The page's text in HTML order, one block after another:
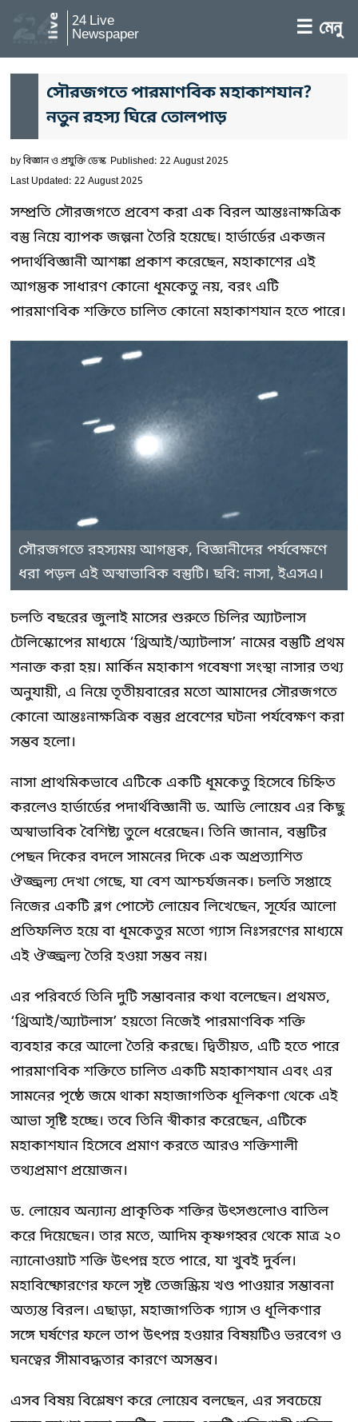
24 Live
Newspaper ☰ মেনু
সৌরজগতে পারমাণবিক মহাকাশযান?
নতুন রহস্য ঘিরে তোলপাড়
byবিজ্ঞান ও প্রযুক্তি ডেস্ক Published: 22 August 2025
Last Updated: 22 August 2025
সম্প্রতি সৌরজগতে প্রবেশ করা এক বিরল আন্তঃনাক্ষত্রিক
বস্তু নিয়ে ব্যাপক জল্পনা তৈরি হয়েছে। হার্ভার্ডের একজন
পদার্থবিজ্ঞানী আশঙ্কা প্রকাশ করেছেন, মহাকাশের এই
আগন্তুক সাধারণ কোনো ধূমকেতু নয়, বরং এটি
পারমাণবিক শক্তিতে চালিত কোনো মহাকাশযান হতে পারে।
সৌরজগতে রহস্যময় আগন্তুক, বিজ্ঞানীদের পর্যবেক্ষণে
ধরা পড়ল এই অস্বাভাবিক বস্তুটি। ছবি: নাসা, ইএসএ।
চলতি বছরের জুলাই মাসের শুরুতে চিলির অ্যাটলাস
টেলিস্কোপের মাধ্যমে ‘থ্রিআই/অ্যাটলাস’ নামের বস্তুটি প্রথম
শনাক্ত করা হয়। মার্কিন মহাকাশ গবেষণা সংস্থা নাসার তথ্য
অনুযায়ী, এ নিয়ে তৃতীয়বারের মতো আমাদের সৌরজগতে
কোনো আন্তঃনাক্ষত্রিক বস্তুর প্রবেশের ঘটনা পর্যবেক্ষণ করা
সম্ভব হলো।
নাসা প্রাথমিকভাবে এটিকে একটি ধূমকেতু হিসেবে চিহ্নিত
করলেও হার্ভার্ডের পদার্থবিজ্ঞানী ড. আভি লোয়েব এর কিছু
অস্বাভাবিক বৈশিষ্ট্য তুলে ধরেছেন। তিনি জানান, বস্তুটির
পেছন দিকের বদলে সামনের দিকে এক অপ্রত্যাশিত
ঔজ্জ্বল্য দেখা গেছে, যা বেশ আশ্চর্যজনক। চলতি সপ্তাহে
নিজের একটি ব্লগ পোস্টে লোয়েব লিখেছেন, সূর্যের আলো
প্রতিফলিত হয়ে বা ধূমকেতুর মতো গ্যাস নিঃসরণের মাধ্যমে
এই ঔজ্জ্বল্য তৈরি হওয়া সম্ভব নয়।
এর পরিবর্তে তিনি দুটি সম্ভাবনার কথা বলেছেন। প্রথমত,
‘থ্রিআই/অ্যাটলাস’ হয়তো নিজেই পারমাণবিক শক্তি
ব্যবহার করে আলো তৈরি করছে। দ্বিতীয়ত, এটি হতে পারে
পারমাণবিক শক্তিতে চালিত একটি মহাকাশযান এবং এর
সামনের পৃষ্ঠে জমে থাকা মহাজাগতিক ধূলিকণা থেকে এই
আভা সৃষ্টি হচ্ছে। তবে তিনি স্বীকার করেছেন, এটিকে
মহাকাশযান হিসেবে প্রমাণ করতে আরও শক্তিশালী
তথ্যপ্রমাণ প্রয়োজন।
ড. লোয়েব অন্যান্য প্রাকৃতিক শক্তির উৎসগুলোও বাতিল
করে দিয়েছেন। তার মতে, আদিম কৃষ্ণগহ্বর থেকে মাত্র ২০
ন্যানোওয়াট শক্তি উৎপন্ন হতে পারে, যা খুবই দুর্বল।
মহাবিষ্ফোরণের ফলে সৃষ্ট তেজস্ক্রিয় খণ্ড পাওয়ার সম্ভাবনা
অত্যন্ত বিরল। এছাড়া, মহাজাগতিক গ্যাস ও ধূলিকণার
সঙ্গে ঘর্ষণের ফলে তাপ উৎপন্ন হওয়ার বিষয়টিও ভরবেগ ও
ঘনত্বের সীমাবদ্ধতার কারণে অসম্ভব।
এসব বিষয় বিশ্লেষণ করে লোয়েব বলছেন, এর সবচেয়ে